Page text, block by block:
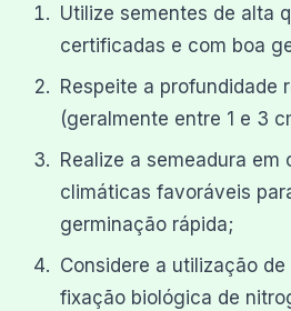
Utilize sementes de alta
certificadas e com boa
Respeite a profundidade
(geralmente entre 1 e 3
Realize a semeadura em
climáticas favoráveis
germinação rápida;
Considere a utilização
fixação biológica de